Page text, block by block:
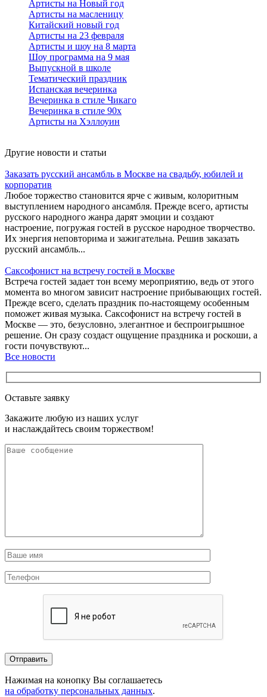
Артисты на Новый год
Артисты на масленицу
Китайский новый год
Артисты на 23 февраля
Артисты и шоу на 8 марта
Шоу программа на 9 мая
Выпускной в школе
Тематический праздник
Испанская вечеринка
Вечеринка в стиле Чикаго
Вечеринка в стиле 90х
Артисты на Хэллоуин
Другие новости и статьи
Заказать русский ансамбль в Москве на свадьбу, юбилей и
корпоратив
Любое торжество становится ярче с живым, колоритным
выступлением народного ансамбля. Прежде всего, артисты
русского народного жанра дарят эмоции и создают
настроение, погружая гостей в русское народное творчество.
Их энергия неповторима и зажигательна. Решив заказать
русский ансамбль...
Саксофонист на встречу гостей в Москве
Встреча гостей задает тон всему мероприятию, ведь от этого
момента во многом зависит настроение прибывающих гостей.
Прежде всего, сделать праздник по-настоящему особенным
поможет живая музыка. Саксофонист на встречу гостей в
Москве — это, безусловно, элегантное и беспроигрышное
решение. Он сразу создаст ощущение праздника и роскоши, а
гости почувствуют...
Все новости
Оставьте заявку
Закажите любую из наших услуг
и наслаждайтесь своим торжеством!
Нажимая на конопку Вы соглашаетесь
на обработку персональных данных.